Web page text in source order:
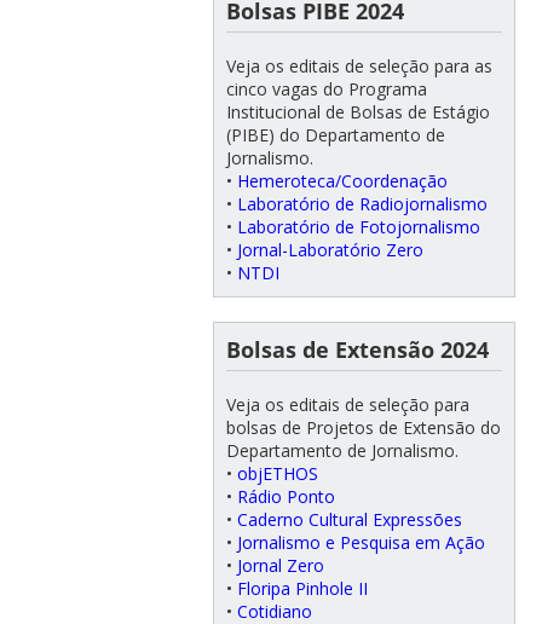
Bolsas PIBE 2024
Veja os editais de seleção para as
cinco vagas do Programa
Institucional de Bolsas de Estágio
(PIBE) do Departamento de
Jornalismo.
• Hemeroteca/Coordenação
• Laboratório de Radiojornalismo
• Laboratório de Fotojornalismo
• Jornal-Laboratório Zero
• NTDI
Bolsas de Extensão 2024
Veja os editais de seleção para
bolsas de Projetos de Extensão do
Departamento de Jornalismo.
• objETHOS
• Rádio Ponto
• Caderno Cultural Expressões
• Jornalismo e Pesquisa em Ação
• Jornal Zero
• Floripa Pinhole II
• Cotidiano